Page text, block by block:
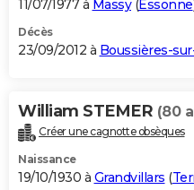
11/07/1977 à Massy(Essonne
Décès
23/09/2012 à Boussières-
William STEMER (80
Créer une cagnotte obsèques
Naissance
19/10/1930 à Grandvillars (